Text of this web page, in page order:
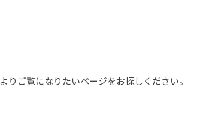
よりご覧になりたいページをお探しください。